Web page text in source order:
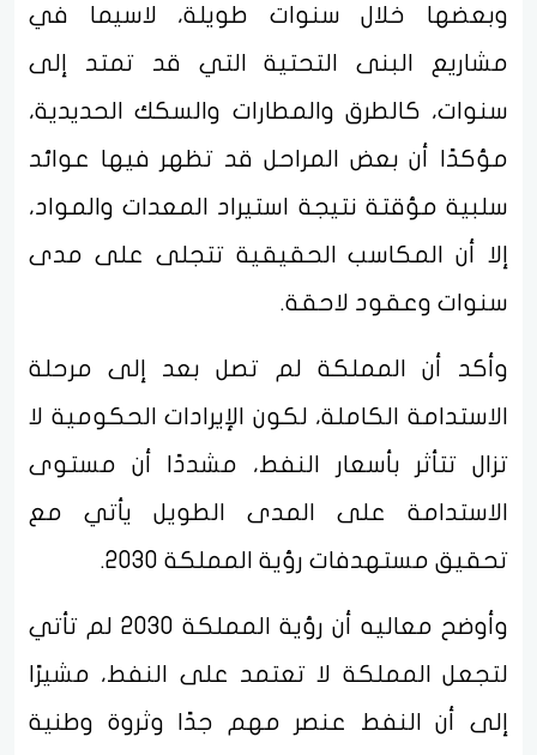
وبعضها خلال سنوات طويلة، لاسيما في
مشاريع البنى التحتية التي قد تمتد إلى
سنوات، كالطرق والمطارات والسكك الحديدية،
مؤكدًا أن بعض المراحل قد تظهر فيها عوائد
سلبية مؤقتة نتيجة استيراد المعدات والمواد،
إلا أن المكاسب الحقيقية تتجلى على مدى
سنوات وعقود لاحقة.
وأكد أن المملكة لم تصل بعد إلى مرحلة
الاستدامة الكاملة، لكون الإيرادات الحكومية لا
تزال تتأثر بأسعار النفط، مشددًا أن مستوى
الاستدامة على المدى الطويل يأتي مع
تحقيق مستهدفات رؤية المملكة 2030.
وأوضح معاليه أن رؤية المملكة 2030 لم تأتي
لتجعل المملكة لا تعتمد على النفط، مشيرًا
إلى أن النفط عنصر مهم جدًا وثروة وطنية